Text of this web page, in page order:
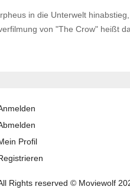
in die Unterwelt
von "The Crow" heißt
Profil
Rights reserved © Moviewolf